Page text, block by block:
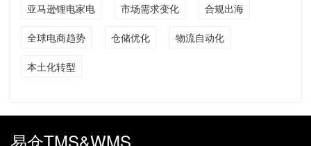
亚马逊锂电家电 市场需求变化 合规出海
全球电商趋势 仓储优化 物流自动化
本土化转型
易仓TMS&WMS